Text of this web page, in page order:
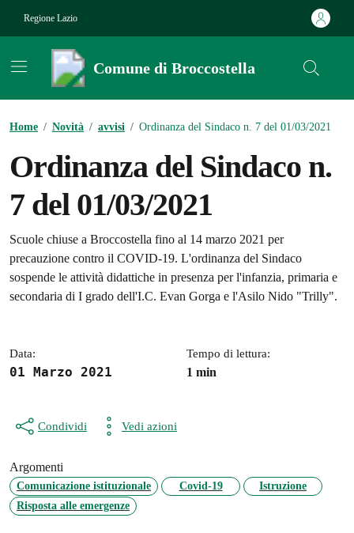
Regione Lazio
Comune di Broccostella
Home / Novità / avvisi / Ordinanza del Sindaco n. 7 del 01/03/2021
Ordinanza del Sindaco n.
7 del 01/03/2021
Dettagli della notizia
Scuole chiuse a Broccostella fino al 14 marzo 2021 per
precauzione contro il COVID-19. L'ordinanza del Sindaco
sospende le attività didattiche in presenza per l'infanzia, primaria e
secondaria di I grado dell'I.C. Evan Gorga e l'Asilo Nido "Trilly".
Data:
01 Marzo 2021
Tempo di lettura:
1 min
Condividi Vedi azioni
Argomenti
Comunicazione istituzionale Covid-19
Istruzione
Risposta alle emergenze